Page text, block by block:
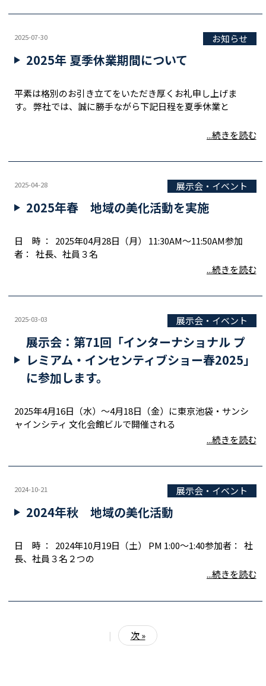
2025-07-30
2025年 夏季休業期間について
お知らせ
平素は格別のお引き立てをいただき厚くお礼申し上げま
す。 弊社では、誠に勝手ながら下記日程を夏季休業と
...続きを読む
2025-04-28
2025年春 地域の美化活動を実施
展示会・イベント
日 時 ： 2025年04月28日（月） 11:30AM～11:50AM参加
者： 社長、社員３名
...続きを読む
2025-03-03
展示会：第71回「インターナショナル プ
レミアム・インセンティブショー春2025」
に参加します。
展示会・イベント
2025年4月16日（水）～4月18日（金）に東京池袋・サンシ
ャインシティ 文化会館ビルで開催される
...続きを読む
2024-10-21
2024年秋 地域の美化活動
展示会・イベント
日 時 ： 2024年10月19日（土） PM 1:00～1:40参加者： 社
長、社員３名２つの
...続きを読む
| 次 »